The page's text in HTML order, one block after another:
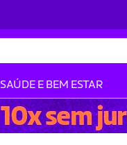
SAÚDE E BEM ESTAR